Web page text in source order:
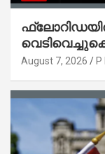
August 7, 2026